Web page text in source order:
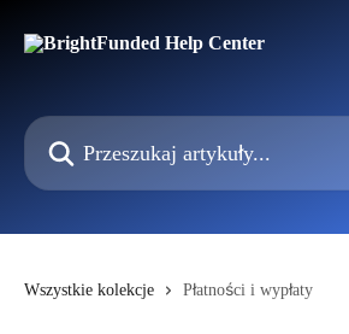
Przeszukaj artykuły...
Wszystkie kolekcje Płatności i wypłaty